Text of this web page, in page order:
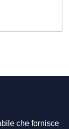
che fornisce